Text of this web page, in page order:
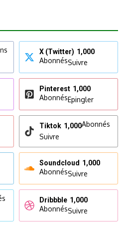
X (Twitter) 1,000
AbonnésSuivre
Pinterest 1,000
AbonnésEpingler
Tiktok 1,000Abonnés
Suivre
Soundcloud 1,000
AbonnésSuivre
Dribbble 1,000
AbonnésSuivre